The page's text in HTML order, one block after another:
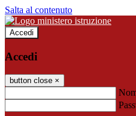
Salta al contenuto
Accedi
Accedi
button close ×